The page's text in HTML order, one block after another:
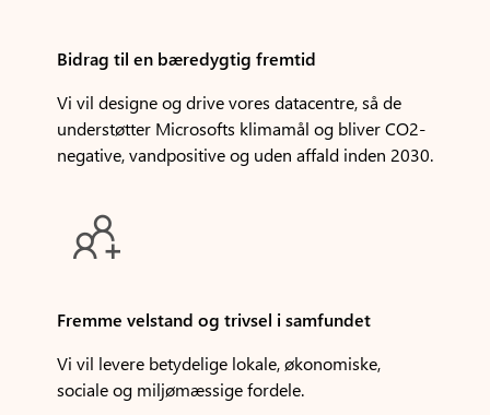
Bidrag til en bæredygtig fremtid
Vi vil designe og drive vores datacentre, så de
understøtter Microsofts klimamål og bliver CO2-
negative, vandpositive og uden affald inden 2030.

Fremme velstand og trivsel i samfundet
Vi vil levere betydelige lokale, økonomiske,
sociale og miljømæssige fordele.